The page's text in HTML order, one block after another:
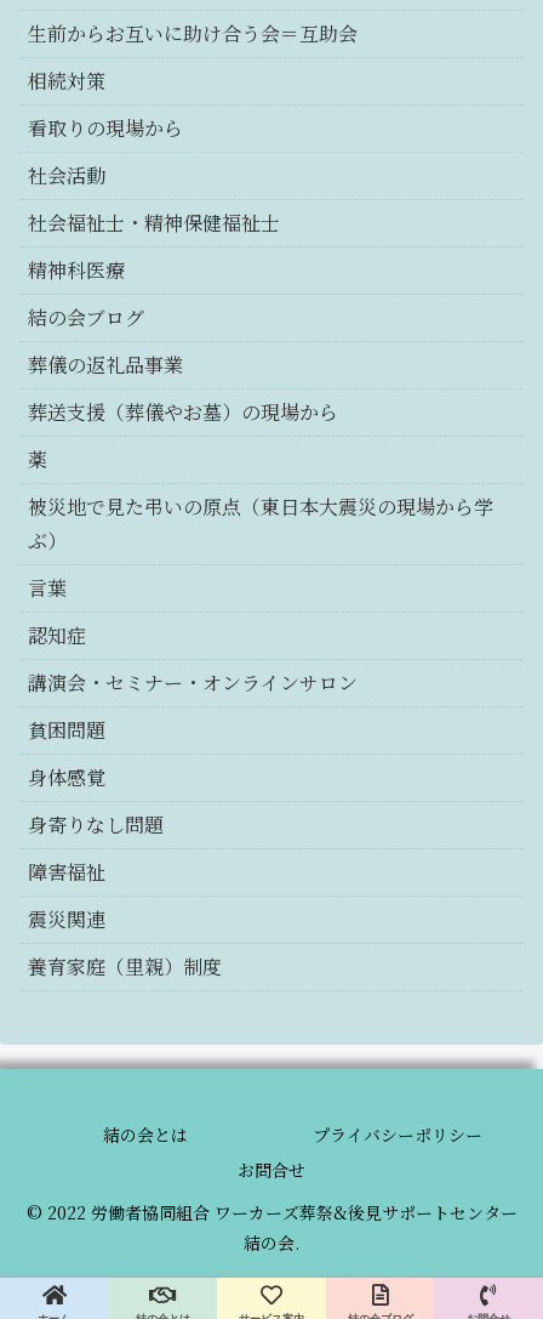
生前からお互いに助け合う会＝互助会
相続対策
看取りの現場から
社会活動
社会福祉士・精神保健福祉士
精神科医療
結の会ブログ
葬儀の返礼品事業
葬送支援（葬儀やお墓）の現場から
薬
被災地で見た弔いの原点（東日本大震災の現場から学
ぶ）
言葉
認知症
講演会・セミナー・オンラインサロン
貧困問題
身体感覚
身寄りなし問題
障害福祉
震災関連
養育家庭（里親）制度
結の会とは
プライバシーポリシー
お問合せ
© 2022 労働者協同組合 ワーカーズ葬祭&後見サポートセンター
結の会.